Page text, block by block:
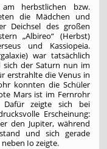
herbstlichen bzw.
die Mädchen und
Deichsel des großen
„Albireo“ (Herbst)
und Kassiopeia.
war tatsächlich
sich der Saturn nun im
erstrahlte die Venus in
konnten die Schüler
Mars ist im Fernrohr
zeigte sich bei
Erscheinung:
den Jupiter, während
und sich gerade
Io zeigte.